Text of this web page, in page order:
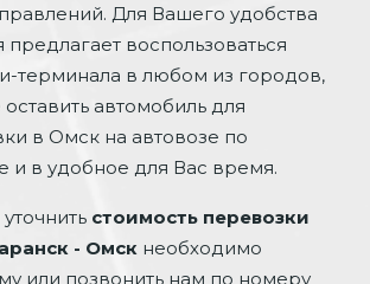
Для Вашего удобства
воспользоваться
терминала в любом из городов,
автомобиль для
в Омск на автовозе по
и в удобное для Вас время.
стоимость перевозки
- Омск необходимо
или позвонить нам по номеру